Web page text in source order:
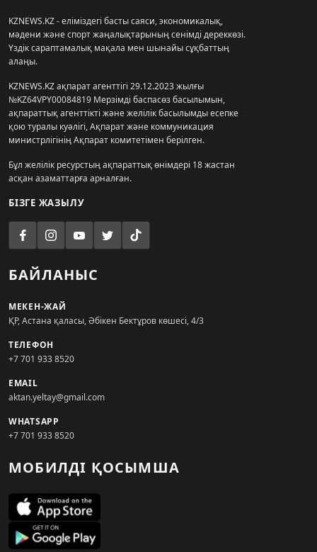
KZNEWS.KZ - еліміздегі басты саяси, экономикалық,
мәдени және спорт жаңалықтарының сенімді дереккөзі.
Үздік сараптамалық мақала мен шынайы сұқбаттың
алаңы.
KZNEWS.KZ ақпарат агенттігі 29.12.2023 жылғы
№KZ64VPY00084819 Мерзімді баспасөз басылымын,
ақпараттық агенттікті және желілік басылымды есепке
қою туралы куәлігі, Ақпарат және коммуникация
министрлігінің Ақпарат комитетімен берілген.
Бұл желілік ресурстың ақпараттық өнімдері 18 жастан
асқан азаматтарға арналған.
БІЗГЕ ЖАЗЫЛУ
БАЙЛАНЫС
МЕКЕН-ЖАЙ
ҚР, Астана қаласы, Әбікен Бектұров көшесі, 4/3
ТЕЛЕФОН
+7 701 933 8520
EMAIL
aktan.yeltay@gmail.com
WHATSAPP
+7 701 933 8520
МОБИЛДІ ҚОСЫМША